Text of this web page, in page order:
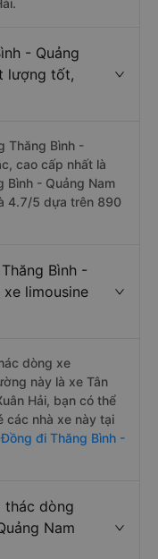
- Quảng
lượng tốt,
Thăng Bình -
cao cấp nhất là
Bình - Quảng Nam
4.7/5 dựa trên 890
Bình -
limousine
dòng xe
này là xe Tân
Hải, bạn có thể
các nhà xe này tại
đi Thăng Bình -
thác dòng
Nam